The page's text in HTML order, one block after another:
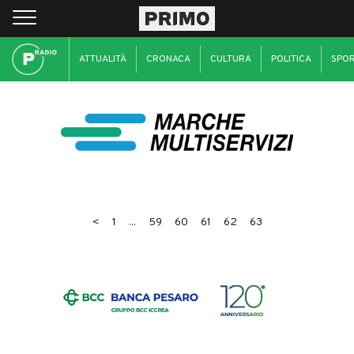
ATTUALITÀ CRONACA CULTURA POLITICA
< 1 ... 59 60 61 62 63